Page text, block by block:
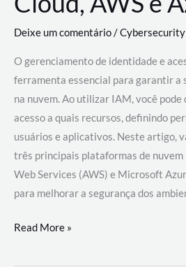
Deixe um comentário/Cybersecurity
O gerenciamento de identidade e
ferramenta essencial para garantir a
na nuvem. Ao utilizar IAM, você
acesso a quais recursos, definindo
usuários e aplicativos. Neste artigo,
três principais plataformas de nuvem
Web Services (AWS) e Microsoft
para melhorar a segurança dos
Gerenciamento
Read More »